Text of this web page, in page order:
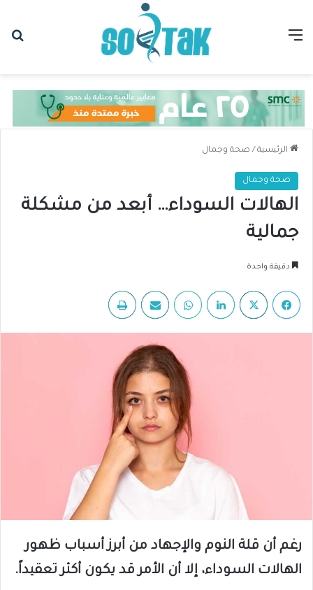
القائمة
الرئيسية / صحة وجمال
صحة وجمال
الهالات السوداء… أبعد من مشكلة
جمالية
دقيقة واحدة
فيسبوك لينكدإن واتساب مشاركة عبر البريد
رغم أن قلة النوم والإجهاد من أبرز أسباب ظهور
الهالات السوداء، إلا أن الأمر قد يكون أكثر تعقيداً.